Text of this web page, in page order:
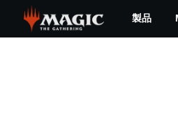
main
製品